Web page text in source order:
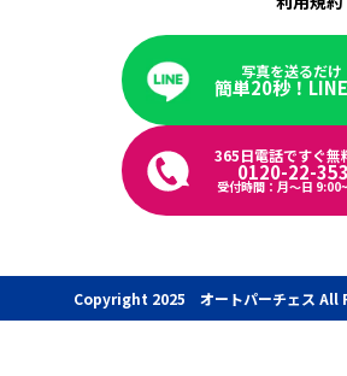
写真を送るだけ
簡単20秒！
365日電話ですぐ無
0120-22-
受付時間：月〜日
Copyright 2025 オートパーチェス All